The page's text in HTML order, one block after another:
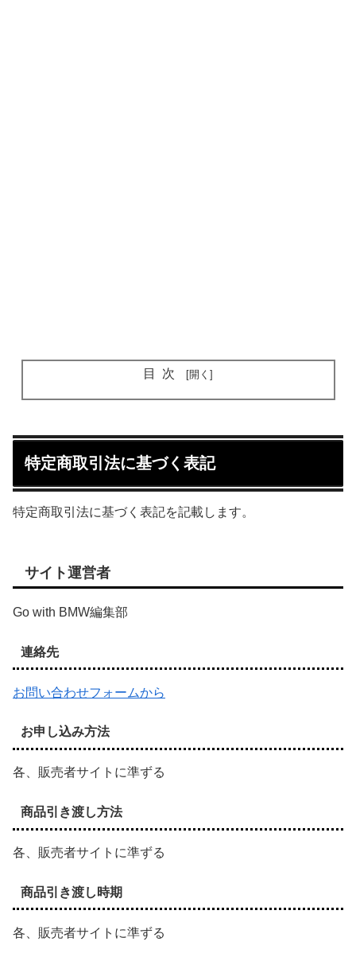
目次
特定商取引法に基づく表記
特定商取引法に基づく表記を記載します。
サイト運営者
Go with BMW編集部
連絡先
お問い合わせフォームから
お申し込み方法
各、販売者サイトに準ずる
商品引き渡し方法
各、販売者サイトに準ずる
商品引き渡し時期
各、販売者サイトに準ずる